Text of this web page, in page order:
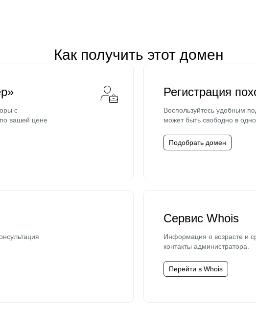
Как получить этот домен
с
вашей цене
Регистрация
Воспользуйтесь удобным
может быть свободно в
Подобрать домен
Сервис Whois
Информация о возрасте и
контакты администратора.
Перейти в Whois